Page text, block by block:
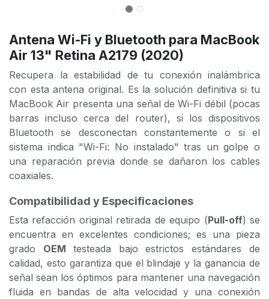
Antena Wi-Fi y Bluetooth para MacBook
Air 13" Retina A2179 (2020)
Recupera la estabilidad de tu conexión inalámbrica
con esta antena original. Es la solución definitiva si tu
MacBook Air presenta una señal de Wi-Fi débil (pocas
barras incluso cerca del router), si los dispositivos
Bluetooth se desconectan constantemente o si el
sistema indica "Wi-Fi: No instalado" tras un golpe o
una reparación previa donde se dañaron los cables
coaxiales.
Compatibilidad y Especificaciones
Esta refacción original retirada de equipo (Pull-off) se
encuentra en excelentes condiciones; es una pieza
grado OEM testeada bajo estrictos estándares de
calidad, esto garantiza que el blindaje y la ganancia de
señal sean los óptimos para mantener una navegación
fluida en bandas de alta velocidad y una conexión